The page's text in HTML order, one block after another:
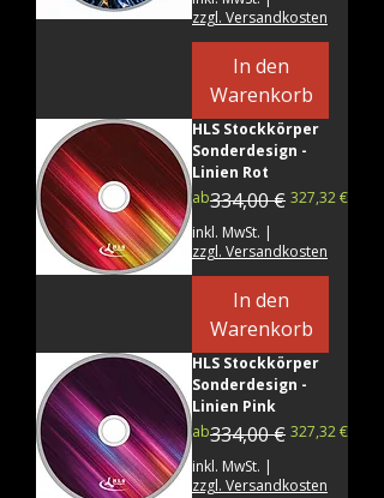
zzgl. Versandkosten
In den
Warenkorb
HLS Stockkörper
Sonderdesign -
Linien Rot
ab
Standardpreis
334,00 € 327,32 €
Sale-Preis
inkl. MwSt.
zzgl. Versandkosten
In den
Warenkorb
HLS Stockkörper
Sonderdesign -
Linien Pink
ab
Standardpreis
334,00 € 327,32 €
Sale-Preis
inkl. MwSt.
zzgl. Versandkosten